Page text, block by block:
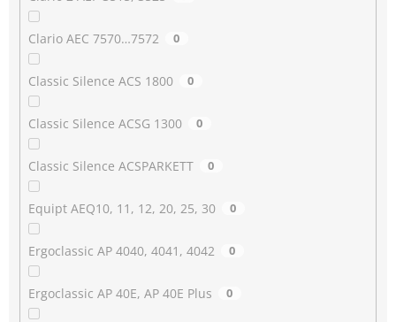
Clario AEC 7570…7572 0
Classic Silence ACS 1800 0
Classic Silence ACSG 1300 0
Classic Silence ACSPARKETT 0
Equipt AEQ10, 11, 12, 20, 25, 30 0
Ergoclassic AP 4040, 4041, 4042 0
Ergoclassic AP 40E, AP 40E Plus 0